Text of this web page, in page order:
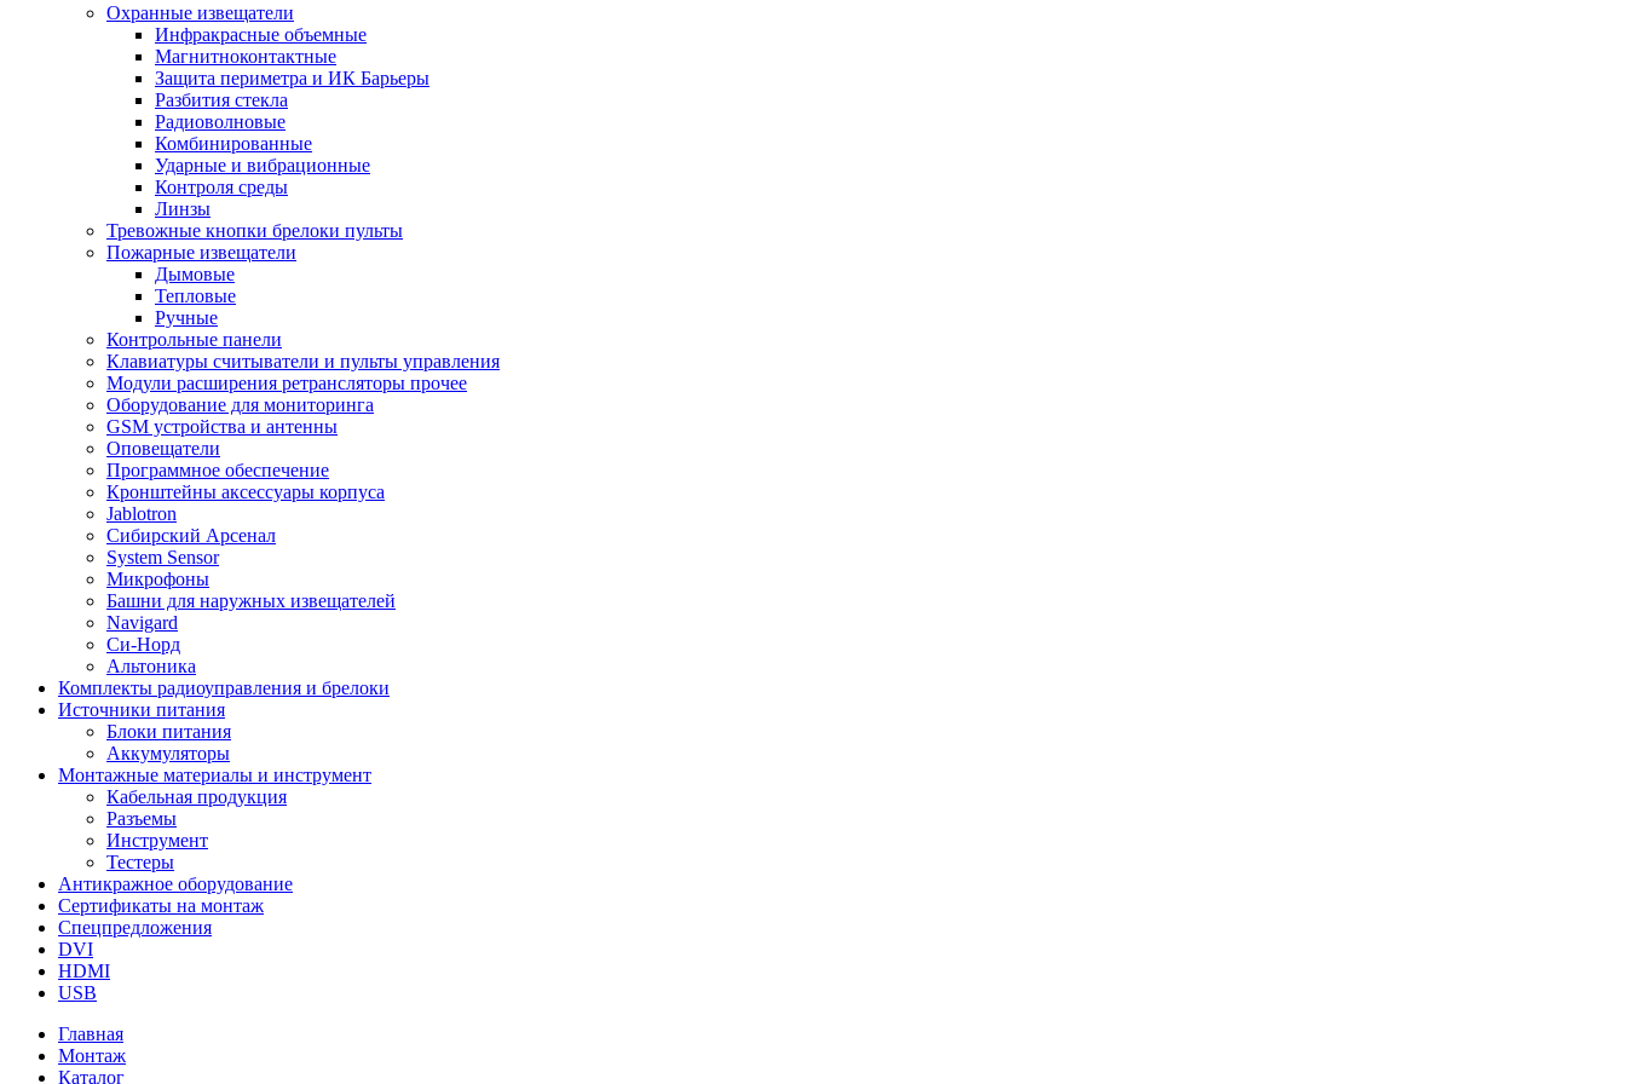
Охранные извещатели
Инфракрасные объемные
Магнитноконтактные
Защита периметра и ИК Барьеры
Разбития стекла
Радиоволновые
Комбинированные
Ударные и вибрационные
Контроля среды
Линзы
Тревожные кнопки брелоки пульты
Пожарные извещатели
Дымовые
Тепловые
Ручные
Контрольные панели
Клавиатуры считыватели и пульты управления
Модули расширения ретрансляторы прочее
Оборудование для мониторинга
GSM устройства и антенны
Оповещатели
Программное обеспечение
Кронштейны аксессуары корпуса
Jablotron
Сибирский Арсенал
System Sensor
Микрофоны
Башни для наружных извещателей
Navigard
Си-Норд
Альтоника
Комплекты радиоуправления и брелоки
Источники питания
Блоки питания
Аккумуляторы
Монтажные материалы и инструмент
Кабельная продукция
Разъемы
Инструмент
Тестеры
Антикражное оборудование
Сертификаты на монтаж
Спецпредложения
DVI
HDMI
USB
Главная
Монтаж
Каталог